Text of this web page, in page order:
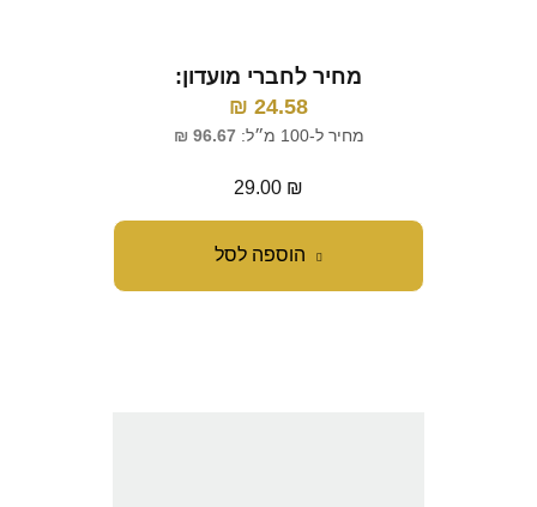
הוספה לסל
מחיר לחברי מועדון:
24.58
₪
מחיר ל-100 מ״ל: 96.67
₪
29.00 ₪